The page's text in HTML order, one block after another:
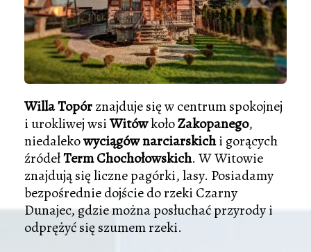
Willa Topórznajduje się w centrum spokojnej
i urokliwej wsiWitówkołoZakopanego,
niedalekowyciągów narciarskichi gorących
źródełTerm Chochołowskich. W Witowie
znajdują się liczne pagórki, lasy. Posiadamy
bezpośrednie dojście do rzeki Czarny
Dunajec, gdzie można posłuchać przyrody i
odprężyć się szumem rzeki.